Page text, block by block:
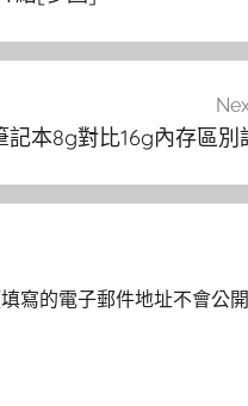
記本8g對比16g內存區別
寫的電子郵件地址不會公開